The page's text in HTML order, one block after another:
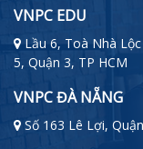
VNPC EDU
Lầu 6, Toà Nhà
5, Quận 3, TP HCM
VNPC ĐÀ NẴNG
Số 163 Lê Lợi,